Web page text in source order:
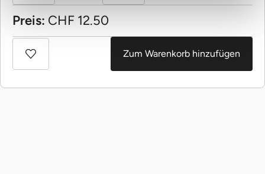
Preis: CHF 12.50
Zum Warenkorb hinzufügen